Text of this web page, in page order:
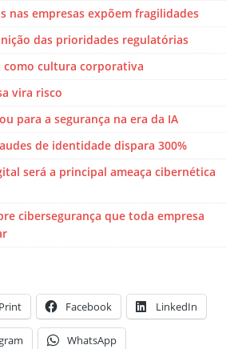
nas empresas expõem fragilidades
das prioridades regulatórias
como cultura corporativa
vira risco
para a segurança na era da IA
de identidade dispara 300%
será a principal ameaça cibernética
cibersegurança que toda empresa
Print Facebook LinkedIn
WhatsApp